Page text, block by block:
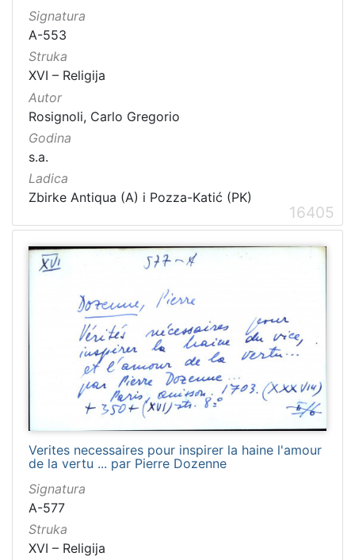
Signatura
A-553
Struka
XVI – Religija
Autor
Rosignoli, Carlo Gregorio
Godina
s.a.
Ladica
Zbirke Antiqua (A) i Pozza-Katić (PK)
16405
Verites necessaires pour inspirer la haine l'amour
de la vertu ... par Pierre Dozenne
Signatura
A-577
Struka
XVI – Religija